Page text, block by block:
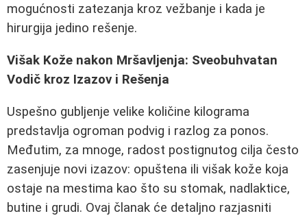
mogućnosti zatezanja kroz vežbanje i kada je
hirurgija jedino rešenje.
Višak Kože nakon Mršavljenja: Sveobuhvatan
Vodič kroz Izazov i Rešenja
Uspešno gubljenje velike količine kilograma
predstavlja ogroman podvig i razlog za ponos.
Međutim, za mnoge, radost postignutog cilja često
zasenjuje novi izazov: opuštena ili višak kože koja
ostaje na mestima kao što su stomak, nadlaktice,
butine i grudi. Ovaj članak će detaljno razjasniti